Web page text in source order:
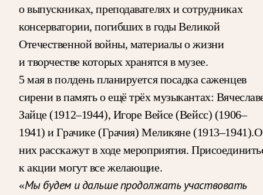
о выпускниках, преподавателях и сотрудниках
консерватории, погибших в годы Великой
Отечественной войны, материалы о жизни
и творчестве которых хранятся в музее.
5 мая в полдень планируется посадка саженцев
сирени в память о ещё трёх музыкантах:
Зайце (1912–1944), Игоре Вейсе (Вейсс) (1906–
1941) и Грачике (Грачия) Меликяне (1913–1941).О
них расскажут в ходе мероприятия.
к акции могут все желающие.
«Мы будем и дальше продолжать участвовать